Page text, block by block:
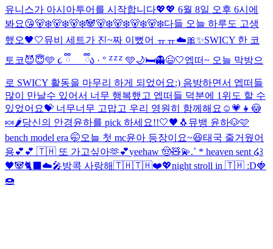
유니스가 아시아투어를 시작합니다💖💖 6월 8일 오후 6시에
봐요😘🐻‍❄️🐻‍❄️🐻‍❄️🐼🐻‍❄️🐻‍❄️🐻‍❄️🐻‍❄️다들 오늘 하루도 고생
했오🖤🤍뮤비 세트가 진~짜 이뻤어 ㅠㅠ☁️🎀✨SWICY 한 코
토코😈😇🩵 ૮ ྀི_ _ ྀིა · ° ᙆᙆᙆ 🩵🌙🛏️👻😉🤍엡떠~ 오늘 막방으
로 SWICY 활동을 마무리 하게 되었어요:) 음방하면서 엡떠들
많이 만날수 있어서 너무 행복했고 엡떠들 덕분에 1위도 할 수
있었어요💝 너무너무 고맙고 우리 영원히 함께해요☺️💗 👧😳
🍬🌶️당신의 안경윤하를 pick 하세요!!🤍🖤🐧 뮤뱅 윤하🐶🩷
bench model era 🤭오늘 첫 mc윤아 등장이요~😆태국 줄거웠어
용💕💕 🇹🇭 또 가고싶아🫶💕yeehaw 🤠🧸💫.˚ * heaven sent ໒꒱
🖤🐼🐈‍⬛☁️🎤방콕 사랑해🇹🇭🇹🇭❤️💖night stroll in 🇹🇭 :D🍓
🍩